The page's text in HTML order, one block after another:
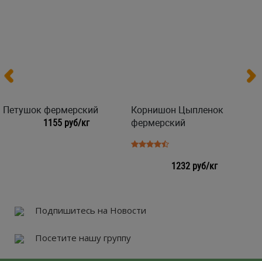
Петушок фермерский
1155 руб/кг
Корнишон Цыпленок
фермерский
1232 руб/кг
Подпишитесь на Новости
Посетите нашу группу